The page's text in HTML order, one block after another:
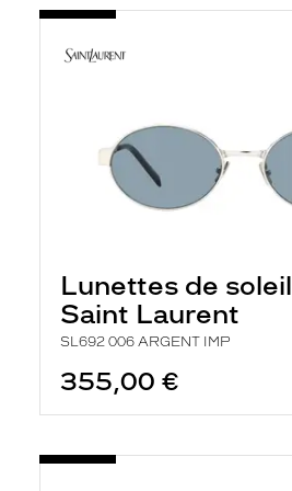
Lunettes de soleil
Saint Laurent
SL692 006 ARGENT IMP
355,00 €